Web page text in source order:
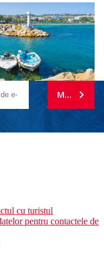
MA
cu turistul
pentru contactele de